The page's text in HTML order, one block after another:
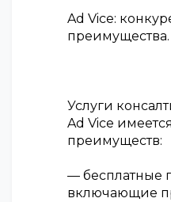
Ad Vice:
преимущества.
Услуги
Ad Vice
преимуществ:
— бесплатные
включающие